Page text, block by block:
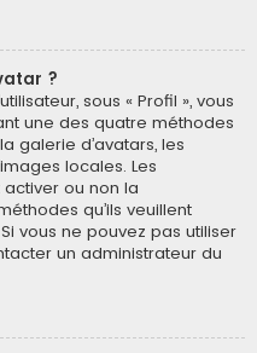
?
sous « Profil », vous
une des quatre méthodes
galerie d’avatars, les
locales. Les
ou non la
qu’ils veuillent
vous ne pouvez pas utiliser
un administrateur du